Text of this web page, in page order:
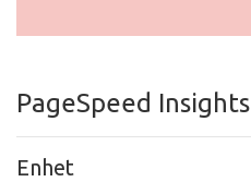
PageSpeed Insights
Enhet